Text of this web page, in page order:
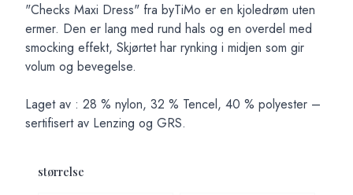
Description
"Checks Maxi Dress" fra byTiMo er en kjoledrøm uten
ermer. Den er lang med rund hals og en overdel med
smocking effekt, Skjørtet har rynking i midjen som gir
volum og bevegelse.
Laget av : 28 % nylon, 32 % Tencel, 40 % polyester –
sertifisert av Lenzing og GRS.
størrelse